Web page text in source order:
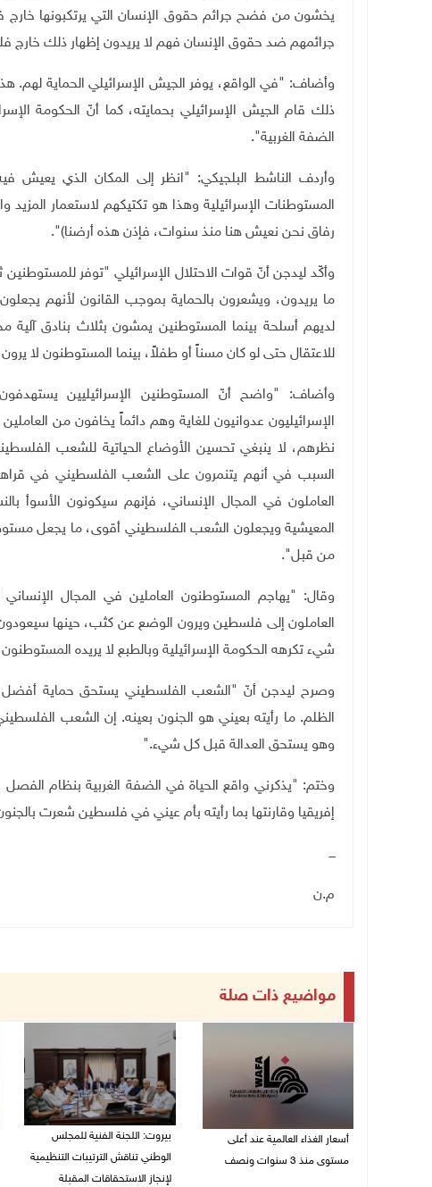
يخشون من فضح جرائم حقوق الإنسان التي يرتكبونها
جرائمهم ضد حقوق الإنسان فهم لا يريدون إظهار ذلك
وأضاف: "في الواقع، يوفر الجيش الإسرائيلي الحماية لهم.
ذلك قام الجيش الإسرائيلي بحمايته، كما أنّ الحكومة
الضفة الغربية."
وأردف الناشط البلجيكي: "انظر إلى المكان الذي يعيش
المستوطنات الإسرائيلية وهذا هو تكتيكهم لاستعمار
رفاق نحن نعيش هنا منذ سنوات، فإذن هذه أرضنا)".
وأكّد ليدجن أنّ قوات الاحتلال الإسرائيلي "توفر
ما يريدون، ويشعرون بالحماية بموجب القانون لأنهم
لديهم أسلحة بينما المستوطنين يمشون بثلاث بنادق
للاعتقال حتى لو كان مسناً أو طفلاً، بينما المستوطنون لا
وأضاف: "واضح أنّ المستوطنين الإسرائيليين
الإسرائيليون عدوانيون للغاية وهم دائماً يخافون من
نظرهم، لا ينبغي تحسين الأوضاع الحياتية للشعب
السبب في أنهم يتنمرون على الشعب الفلسطيني في
العاملون في المجال الإنساني، فإنهم سيكونون الأسوأ
المعيشية ويجعلون الشعب الفلسطيني أقوى، ما يجعل
من قبل."
وقال: "يهاجم المستوطنون العاملين في المجال
العاملون إلى فلسطين ويرون الوضع عن كثب، حينها
شيء تكرهه الحكومة الإسرائيلية وبالطبع لا يريده المستوطنون
وصرح ليدجن أنّ "الشعب الفلسطيني يستحق حماية
الظلم. ما رأيته بعيني هو الجنون بعينه. إن الشعب
وهو يستحق العدالة قبل كل شيء".
وختم: "يذكرني واقع الحياة في الضفة الغربية بنظام
إفريقيا وقارنتها بما رأيته بأم عيني في فلسطين شعرت بالجنون لأنه في عام 2022 لا
ـــ
م.ن
مواضيع ذات صلة
أسعار الغذاء العالمية عند أعلى
مستوى منذ 3 سنوات ونصف
بيروت: اللجنة الفنية للمجلس
الوطني تناقش الترتيبات التنظيمية
لإنجاز الاستحقاقات المقبلة